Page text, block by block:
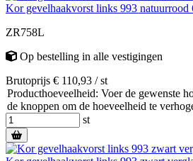
Kor gevelhaakvorst links 993 natuurrood
ZR758L
Op bestelling in alle vestigingen
Brutoprijs € 110,93 / st
Producthoeveelheid: Voer de gewenste
de knoppen om de hoeveelheid te
st